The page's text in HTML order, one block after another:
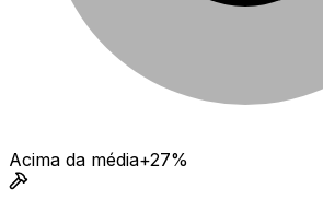
Acima da média+27%